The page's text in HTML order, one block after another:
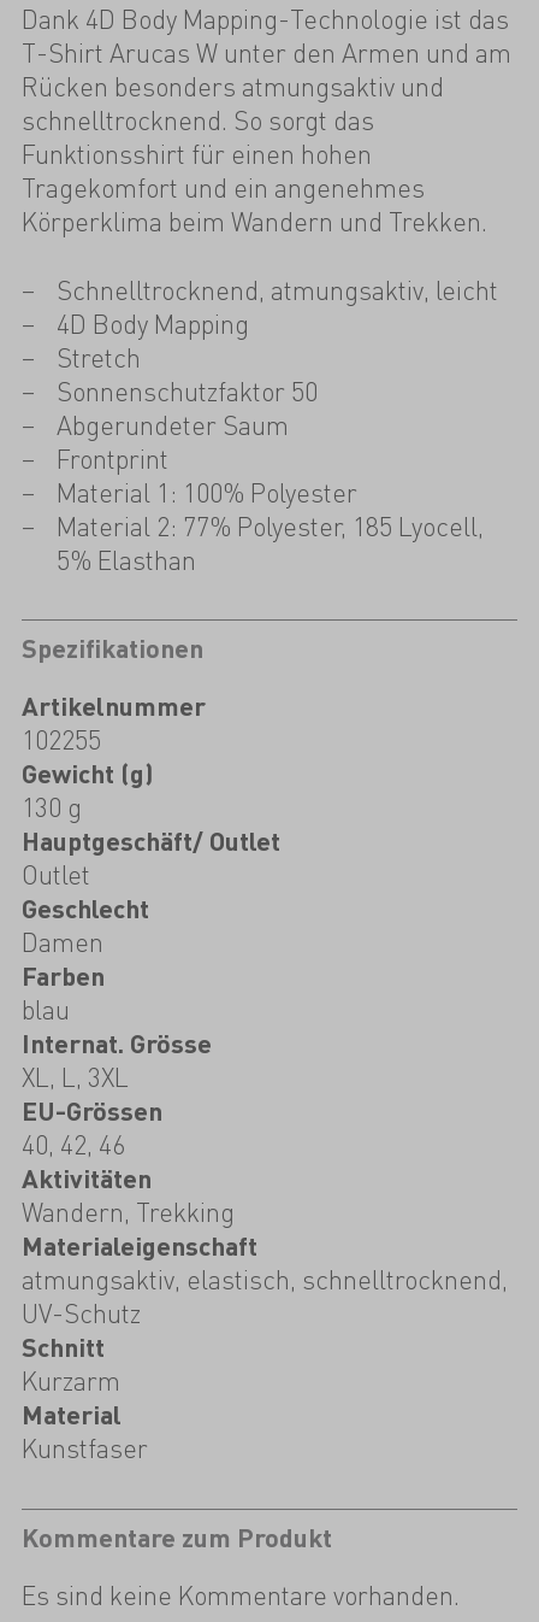
Dank 4D Body Mapping-Technologie ist das
T-Shirt Arucas W unter den Armen und am
Rücken besonders atmungsaktiv und
schnelltrocknend. So sorgt das
Funktionsshirt für einen hohen
Tragekomfort und ein angenehmes
Körperklima beim Wandern und Trekken.
Schnelltrocknend, atmungsaktiv, leicht
4D Body Mapping
Stretch
Sonnenschutzfaktor 50
Abgerundeter Saum
Frontprint
Material 1: 100% Polyester
Material 2: 77% Polyester, 185 Lyocell,
5% Elasthan
Spezifikationen
Artikelnummer
102255
Gewicht (g)
130 g
Hauptgeschäft/ Outlet
Outlet
Geschlecht
Damen
Farben
blau
Internat. Grösse
XL, L, 3XL
EU-Grössen
40, 42, 46
Aktivitäten
Wandern, Trekking
Materialeigenschaft
atmungsaktiv, elastisch, schnelltrocknend,
UV-Schutz
Schnitt
Kurzarm
Material
Kunstfaser
Kommentare zum Produkt
Es sind keine Kommentare vorhanden.